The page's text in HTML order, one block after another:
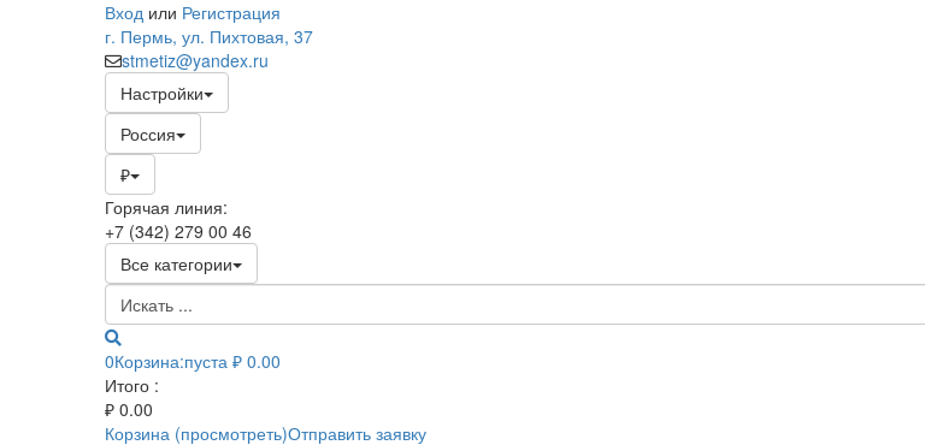
Вход или Регистрация
г. Пермь, ул. Пихтовая, 37
stmetiz@yandex.ru
Настройки
Россия
₽
Горячая линия:
+7 (342) 279 00 46
Все категории
0Корзина:пуста ₽ 0.00
Итого :
₽ 0.00
Корзина (просмотреть)Отправить заявку